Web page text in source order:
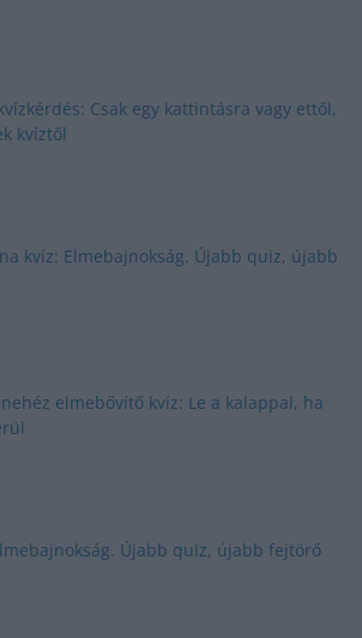
Csak egy kattintásra vagy ettől,
kvíztől
kvíz: Elmebajnokság. Újabb quiz, újabb
elmebővítő kvíz: Le a kalappal, ha
Újabb quiz, újabb fejtörő